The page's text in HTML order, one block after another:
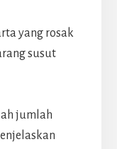
yang rosak
susut
jumlah